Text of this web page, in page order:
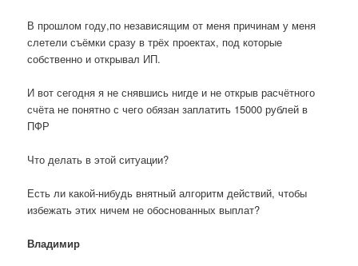
В прошлом году,по независящим от меня причинам у меня
слетели съёмки сразу в трёх проектах, под которые
собственно и открывал ИП.
И вот сегодня я не снявшись нигде и не открыв расчётного
счёта не понятно с чего обязан заплатить 15000 рублей в
ПФР
Что делать в этой ситуации?
Есть ли какой-нибудь внятный алгоритм действий, чтобы
избежать этих ничем не обоснованных выплат?
Владимир